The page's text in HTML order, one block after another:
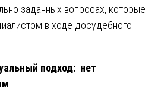
заданных вопросах, которые
в ходе досудебного
подход: нет